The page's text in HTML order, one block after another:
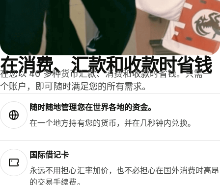
在消费、汇款和收款时省钱
在您以 40 多种货币汇款、消费和收款时省钱。只需一
个账户，即可随时满足您的所有需求。
随时随地管理您在世界各地的资金。
在一个地方持有您的货币，并在几秒钟内兑换。
国际借记卡
永远不用担心汇率加价，也不必担心在国外消费时高昂
的交易手续费。